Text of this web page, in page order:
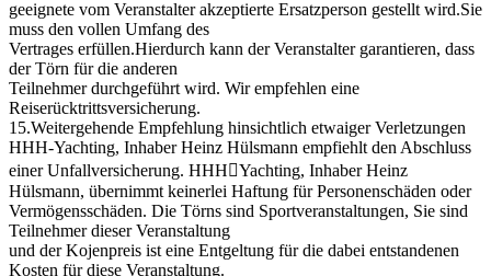
geeignete vom Veranstalter akzeptierte Ersatzperson gestellt wird.Sie
muss den vollen Umfang des
Vertrages erfüllen.Hierdurch kann der Veranstalter garantieren, dass
der Törn für die anderen
Teilnehmer durchgeführt wird. Wir empfehlen eine
Reiserücktrittsversicherung.
15.Weitergehende Empfehlung hinsichtlich etwaiger Verletzungen
HHH-Yachting, Inhaber Heinz Hülsmann empfiehlt den Abschluss
einer Unfallversicherung. HHH￾Yachting, Inhaber Heinz
Hülsmann, übernimmt keinerlei Haftung für Personenschäden oder
Vermögensschäden. Die Törns sind Sportveranstaltungen, Sie sind
Teilnehmer dieser Veranstaltung
und der Kojenpreis ist eine Entgeltung für die dabei entstandenen
Kosten für diese Veranstaltung.